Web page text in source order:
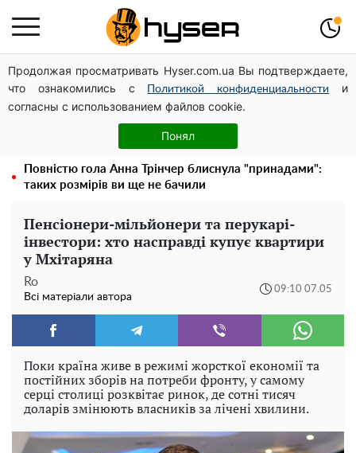
Продолжая просматривать Hyser.com.ua Вы подтверждаете,
что ознакомились с
Политикой конфиденциальности
и
согласны с использованием файлов cookie.
Понял
Дрони із націнкою: Олександр Конотопський вивів
мільйони оборонного бюджету через фіктивну фірму в
Естонії
Олена Тополя злив відео – це далеко не все: фронтмен
"Антитіла" Тарас Тополя став наступним
Повністю гола Анна Трінчер блиснула "принадами":
таких розмірів ви ще не бачили
Пенсіонери-мільйонери та перукарі-
інвестори: хто насправді купує квартири
у Мхітаряна
Ro
Всі матеріали автора
09:10 07.05
Поки країна живе в режимі жорсткої економії та
постійних зборів на потреби фронту, у самому
серці столиці розквітає ринок, де сотні тисяч
доларів змінюють власників за лічені хвилини.